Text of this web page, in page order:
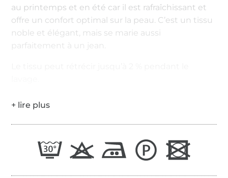
au printemps et en été car il est rafraîchissant et
offre un confort optimal sur la peau. C’est un tissu
noble et élégant, mais se marie aussi
parfaitement à un jean.